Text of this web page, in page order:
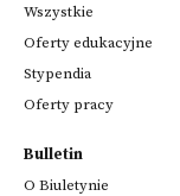
Wszystkie
Oferty edukacyjne
Stypendia
Oferty pracy
Bulletin
O Biuletynie